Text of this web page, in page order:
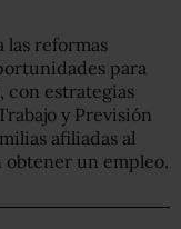
las reformas
para
con estrategias
y Previsión
afiliadas al
obtener un empleo.